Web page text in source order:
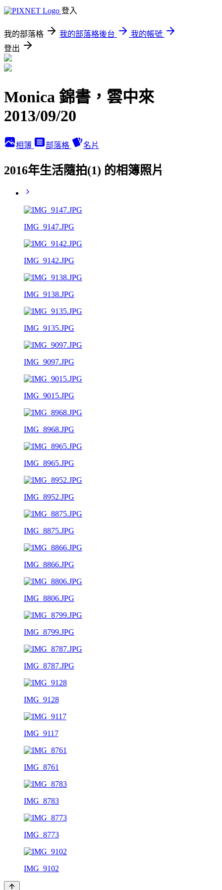
登入
我的部落格 我的部落格後台
我的帳號
登出
Monica 錦書，雲中來
2013/09/20
相簿 部落格 名片
2016年生活隨拍(1) 的相簿照片
IMG_9147.JPG
IMG_9142.JPG
IMG_9138.JPG
IMG_9135.JPG
IMG_9097.JPG
IMG_9015.JPG
IMG_8968.JPG
IMG_8965.JPG
IMG_8952.JPG
IMG_8875.JPG
IMG_8866.JPG
IMG_8806.JPG
IMG_8799.JPG
IMG_8787.JPG
IMG_9128
IMG_9117
IMG_8761
IMG_8783
IMG_8773
IMG_9102